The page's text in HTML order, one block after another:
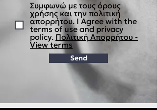
Συμφωνώ με τους όρους
χρήσης και την πολιτική
απορρήτου. I Agree with the
terms of use and privacy
policy. Πολιτική Απορρήτου -
View terms
Send